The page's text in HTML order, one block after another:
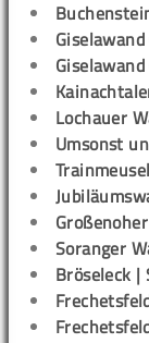
Lochauer
Umsonst
Soranger
Bröseleck |